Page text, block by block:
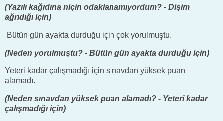
(Yazılı kağıdına niçin odaklanamıyordum? - Dişim
ağrıdığı için)
Bütün gün ayakta durduğu için çok yorulmuştu.
(Neden yorulmuştu? - Bütün gün ayakta durduğu için)
Yeteri kadar çalışmadığı için sınavdan yüksek puan
alamadı.
(Neden sınavdan yüksek puan alamadı? - Yeteri kadar
çalışmadığı için)